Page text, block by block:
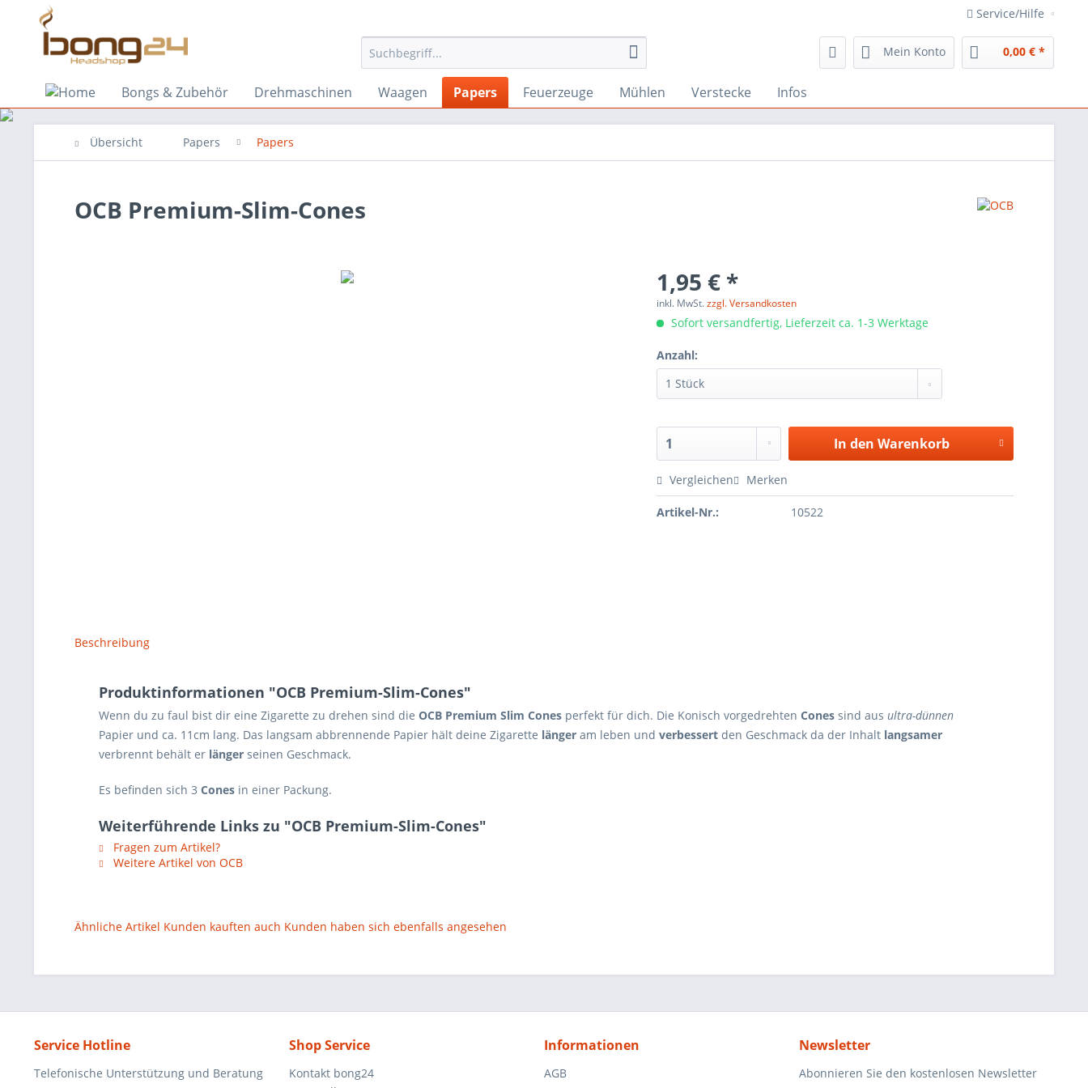
Service/Hilfe
Mein Konto 0,00 € *
Bongs & Zubehör Drehmaschinen Waagen Papers Feuerzeuge Mühlen Verstecke Infos
Übersicht Papers Papers
OCB Premium-Slim-Cones
1,95 € *
inkl. MwSt.zzgl. Versandkosten
Sofort versandfertig, Lieferzeit ca. 1-3 Werktage
Anzahl:
In den Warenkorb
Vergleichen Merken
Artikel-Nr.: 10522
Beschreibung
Produktinformationen "OCB Premium-Slim-Cones"
Wenn du zu faul bist dir eine Zigarette zu drehen sind die OCB Premium Slim Cones perfekt für dich. Die Konisch vorgedrehten Cones sind aus ultra-dünnen
Papier und ca. 11cm lang. Das langsam abbrennende Papier hält deine Zigarette länger am leben und verbessert den Geschmack da der Inhalt langsamer
verbrennt behält er länger seinen Geschmack.
Es befinden sich 3 Cones in einer Packung.
Weiterführende Links zu "OCB Premium-Slim-Cones"
Fragen zum Artikel?
Weitere Artikel von OCB
Ähnliche Artikel Kunden kauften auch Kunden haben sich ebenfalls angesehen
Service Hotline
Telefonische Unterstützung und Beratung
Shop Service
Kontakt bong24
Informationen
AGB
Newsletter
Abonnieren Sie den kostenlosen Newsletter